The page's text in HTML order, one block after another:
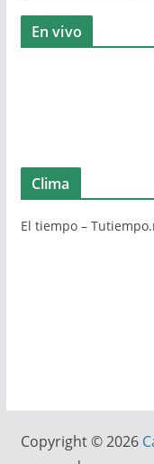
En vivo
Clima
El tiempo –
Copyright © 2026